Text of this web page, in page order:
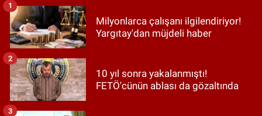
Milyonlarca çalışanı ilgilendiriyor!
Yargıtay'dan müjdeli haber
1
10 yıl sonra yakalanmıştı!
FETÖ'cünün ablası da gözaltında
2
3